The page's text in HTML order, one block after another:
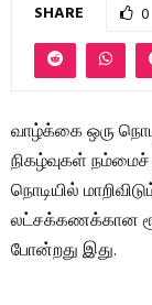
SHARE 0
வாழ்க்கை ஒரு
நிகழ்வுகள்
நொடியில்
லட்சக்கணக்கான
போன்றது இது.